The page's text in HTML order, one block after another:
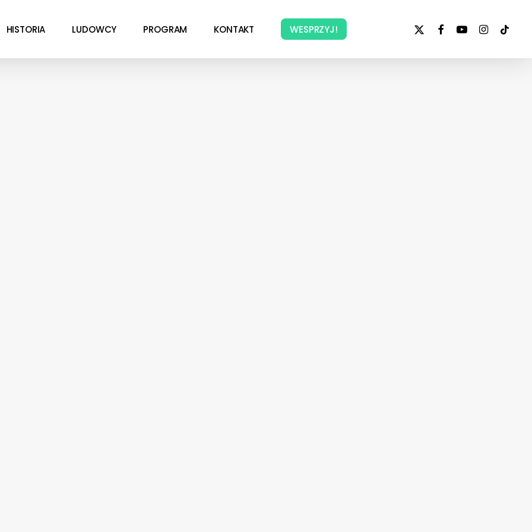
HISTORIA LUDOWCY PROGRAM KONTAKT WESPRZYJ!
x-
facebookyoutubeinstagram
tiktok